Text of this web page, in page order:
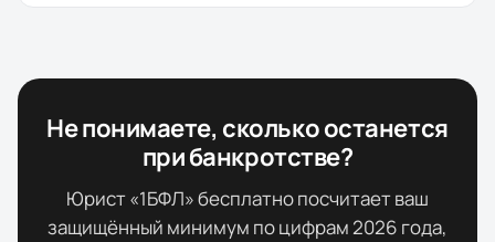
Не понимаете, сколько останется
при банкротстве?
Юрист «1БФЛ» бесплатно посчитает ваш
защищённый минимум по цифрам2026 года,